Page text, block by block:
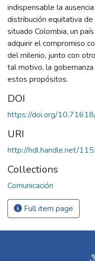
indispensable la
distribución equitativa
situado Colombia, un
adquirir el compromiso
del milenio, junto con
tal motivo, la
estos propósitos.
DOI
https://doi.org/
URI
http://hdl.handle.net/
Collections
Comunicación
Full item page